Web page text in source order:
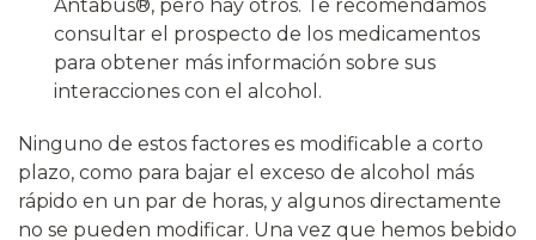
Antabus®, pero hay otros. Te recomendamos
consultar el prospecto de los medicamentos
para obtener más información sobre sus
interacciones con el alcohol.
Ninguno de estos factores es modificable a corto
plazo, como para bajar el exceso de alcohol más
rápido en un par de horas, y algunos directamente
no se pueden modificar. Una vez que hemos bebido